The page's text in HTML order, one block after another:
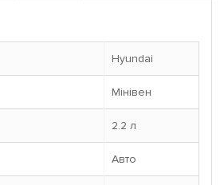
Hyundai
Мінівен
2.2 л
Авто